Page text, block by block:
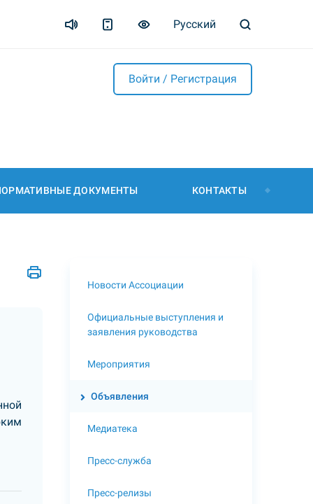
Русский
Войти / Регистрация
ДОКУМЕНТЫ КОНТАКТЫ
Новости Ассоциации
Официальные выступления и
заявления руководства
Мероприятия
Объявления
Медиатека
Пресс-служба
Пресс-релизы